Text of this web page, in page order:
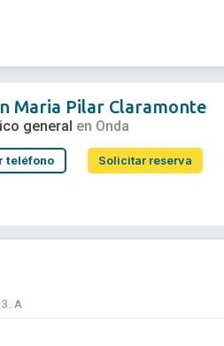
Maria Pilar Claramonte
general en Onda
teléfono Solicitar reserva
A